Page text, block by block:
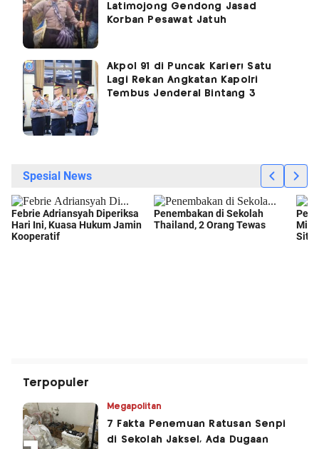
Latimojong Gendong Jasad
Korban Pesawat Jatuh
Akpol 91 di Puncak Karier! Satu
Lagi Rekan Angkatan Kapolri
Tembus Jenderal Bintang 3
Terpopuler
Megapolitan
7 Fakta Penemuan Ratusan Senpi
di Sekolah Jaksel, Ada Dugaan